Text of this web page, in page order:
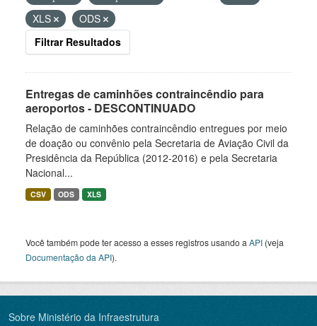
XLS
ODS
Filtrar Resultados
Entregas de caminhões contraincêndio para
aeroportos - DESCONTINUADO
Relação de caminhões contraincêndio entregues por meio
de doação ou convênio pela Secretaria de Aviação Civil da
Presidência da República (2012-2016) e pela Secretaria
Nacional...
CSV ODS XLS
Você também pode ter acesso a esses registros usando a API (veja
Documentação da API).
Sobre Ministério da Infraestrutura